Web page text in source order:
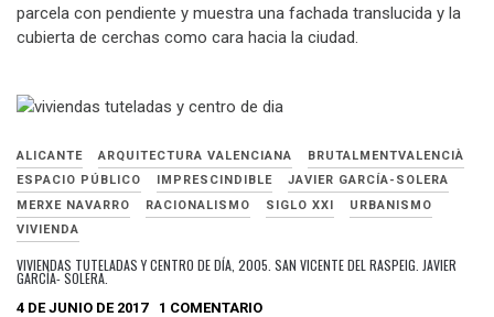
parcela con pendiente y muestra una fachada translucida y la
cubierta de cerchas como cara hacia la ciudad.
ALICANTE ARQUITECTURA VALENCIANA
BRUTALMENTVALENCIÀ
ESPACIO PÚBLICO
IMPRESCINDIBLE
JAVIER GARCÍA-SOLERA
MERXE NAVARRO
RACIONALISMO SIGLO XXI
URBANISMO
VIVIENDA
VIVIENDAS TUTELADAS Y CENTRO DE DÍA, 2005. SAN VICENTE DEL RASPEIG. JAVIER
GARCÍA- SOLERA.
4 DE JUNIO DE 2017 1 COMENTARIO